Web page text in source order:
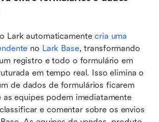
Lark automaticamente cria uma
no Lark Base, transformando
registro e todo o formulário em
em tempo real. Isso elimina o
de dados de formulários ficarem
isolados, já que as equipes podem imediatamente
e comentar sobre os envios